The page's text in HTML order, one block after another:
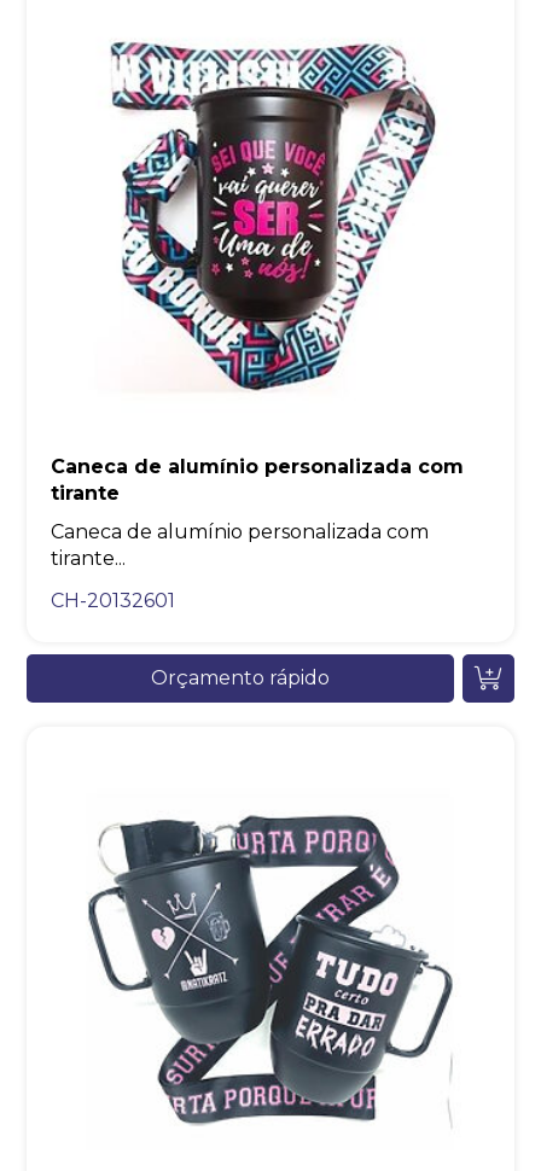
Caneca de alumínio personalizada com
tirante
Caneca de alumínio personalizada com
tirante...
CH-20132601
Orçamento rápido